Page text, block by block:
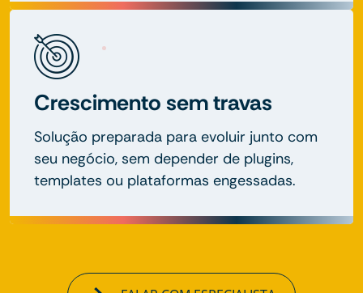
Crescimento sem travas
Solução preparada para evoluir junto com
seu negócio, sem depender de plugins,
templates ou plataformas engessadas.